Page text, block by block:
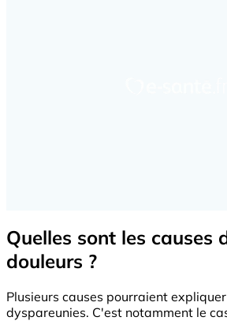
Quelles sont les causes
douleurs ?
Plusieurs causes pourraient
dyspareunies. C'est notamment le